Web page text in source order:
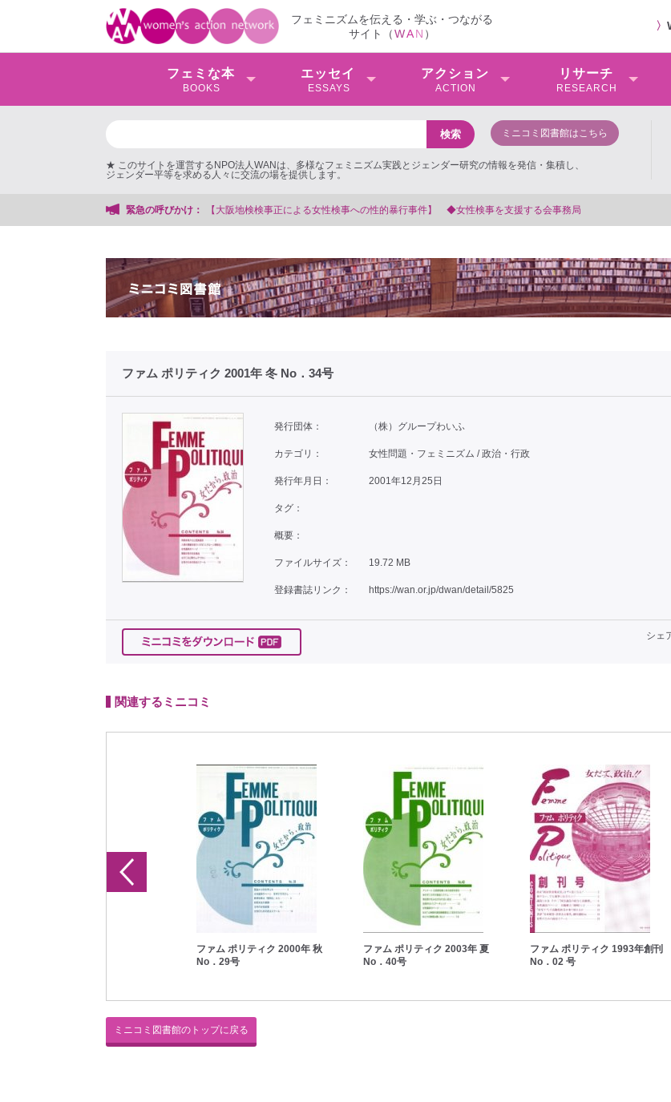
フェミニズムを伝える・学ぶ・つながる
サイト（WAN ）
〉
フェミな本
BOOKS
エッセイ
ESSAYS
アクション
ACTION
リサーチ
RESEARCH
ミニコミ図書館はこちら
★ このサイトを運営するNPO法人WANは、多様なフェミニズム実践とジェンダー研究の情報を発信・集積し、
ジェンダー平等を求める人々に交流の場を提供します。
緊急の呼びかけ：
事正による女性検事への性的暴行事件】 ◆女性検事を支援する会事務局
ファム ポリティク 2001年 冬 No．34号
発行団体： （株）グループわいふ
カテゴリ： 女性問題・フェミニズム / 政治・行政
発行年月日： 2001年12月25日
タグ：
概要：
ファイルサイズ： 19.72 MB
登録書誌リンク： https://wan.or.jp/dwan/detail/5825
シェ
関連するミニコミ
ファム ポリティク 2000年 秋
No．29号
ファム ポリティク 2003年 夏
No．40号
ファム ポリティク 1993年創刊
No．02 号
ミニコミ図書館のトップに戻る